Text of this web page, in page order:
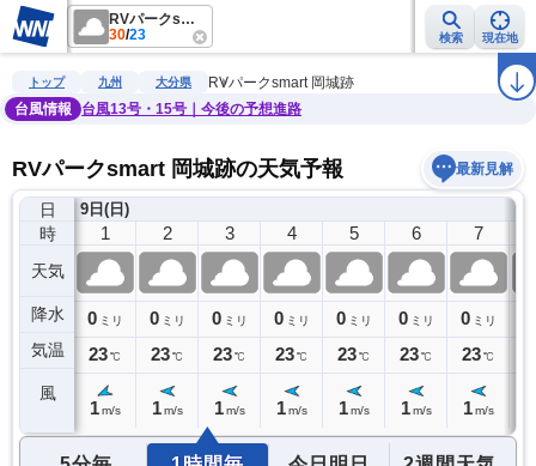
RVパークsmart 岡城跡
30/23 検索 現在地
雨雲レーダー 台風情報 地震情報 警報・注意報 ラ
トップ 九州 大分県
RVパークsmart 岡城跡
台風情報
台風13号・15号｜今後の予想進路
RVパークsmart 岡城跡の天気予報 最新見解
日
時
天気
降水
気温
風
9日(日)
0
0ミリ
24℃
1
0 ミリ
23℃
1 m/s
2
0 ミリ
23℃
1 m/s
3
0 ミリ
23℃
1 m/s
4
0 ミリ
23℃
1 m/s
5
0 ミリ
23℃
1 m/s
6
0 ミリ
23℃
1 m/s
7
0 ミリ
23℃
1 m/s